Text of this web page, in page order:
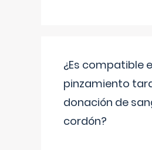
¿Es compatible
pinzamiento
donación de
cordón?